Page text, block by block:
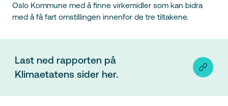
Oslo Kommune med å finne virkemidler som kan bidra
med å få fart omstillingen innenfor de tre tiltakene.
Last ned rapporten på
Klimaetatens sider her.